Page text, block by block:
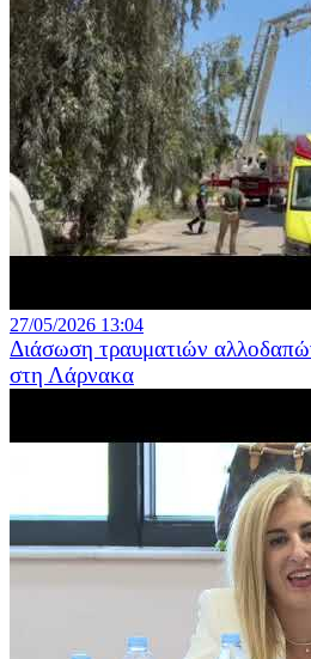
27/05/2026 13:04
Διάσωση τραυματιών
στη Λάρνακα